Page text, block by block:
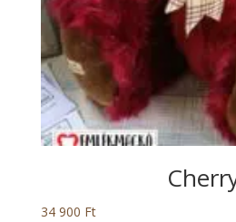
34 900 Ft